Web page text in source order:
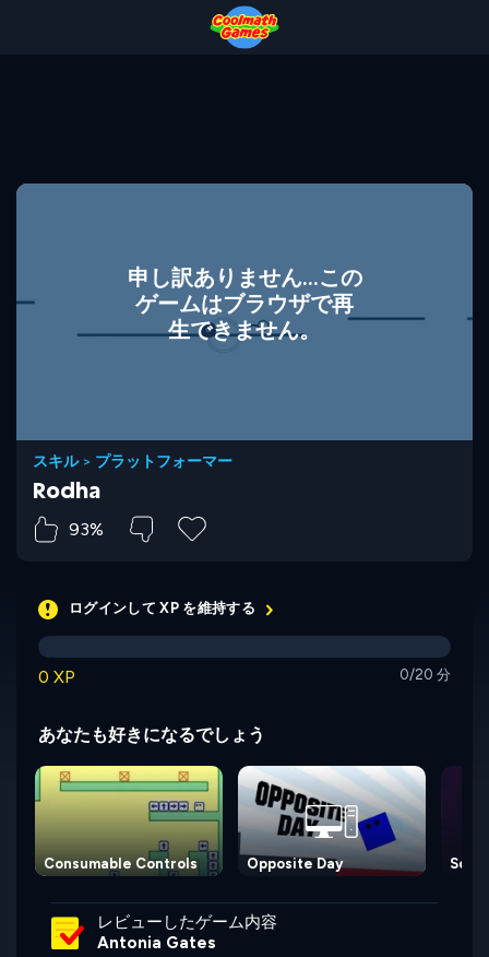
申し訳ありません...この
ゲームはブラウザで再
生できません。
スキル> プラットフォーマー
Rodha
93%
ログインして XP を維持する
0 XP 0/20 分
あなたも好きになるでしょう
Opposite Day
Consumable Controls
レビューしたゲーム内容
Antonia Gates